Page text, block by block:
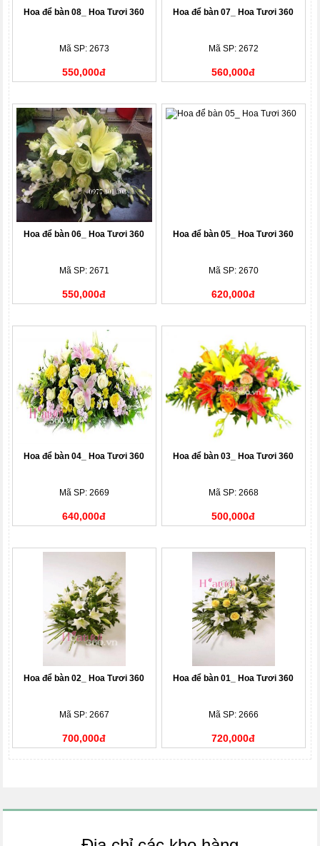
Hoa để bàn 08_ Hoa Tươi 360
Mã SP: 2673
550,000đ
Hoa để bàn 07_ Hoa Tươi 360
Mã SP: 2672
560,000đ
Hoa để bàn 06_ Hoa Tươi 360
Mã SP: 2671
550,000đ
Hoa để bàn 05_ Hoa Tươi 360
Mã SP: 2670
620,000đ
Hoa để bàn 04_ Hoa Tươi 360
Mã SP: 2669
640,000đ
Hoa để bàn 03_ Hoa Tươi 360
Mã SP: 2668
500,000đ
Hoa để bàn 02_ Hoa Tươi 360
Mã SP: 2667
700,000đ
Hoa để bàn 01_ Hoa Tươi 360
Mã SP: 2666
720,000đ